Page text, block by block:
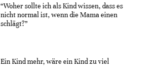
“Woher sollte ich als Kind wissen, dass es
nicht normal ist, wenn die Mama einen
schlägt?”
Ein Kind mehr, wäre ein Kind zu viel